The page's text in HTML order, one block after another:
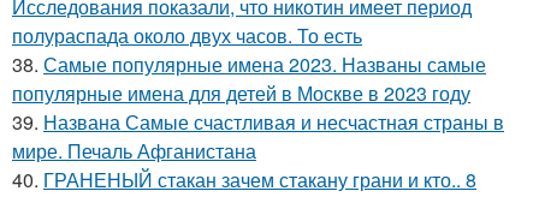
Исследования показали, что никотин имеет период
полураспада около двух часов. То есть
38. Самые популярные имена 2023. Названы самые
популярные имена для детей в Москве в 2023 году
39. Названа Самые счастливая и несчастная страны в
мире. Печаль Афганистана
40. ГРАНЕНЫЙ стакан зачем стакану грани и кто.. 8